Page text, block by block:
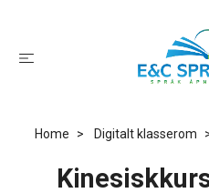
Home Digitalt klasserom